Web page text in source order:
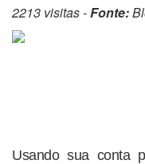
2213 visitas -Fonte:
Usando sua conta